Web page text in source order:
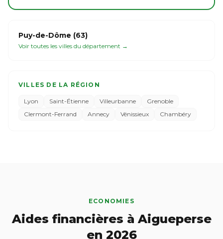
Puy-de-Dôme (63)
Voir toutes les villes du département →
VILLES DE LA RÉGION
Lyon Saint-Étienne Villeurbanne
Grenoble
Clermont-Ferrand
Annecy Vénissieux Chambéry
ECONOMIES
Aides financières à Aigueperse
en 2026